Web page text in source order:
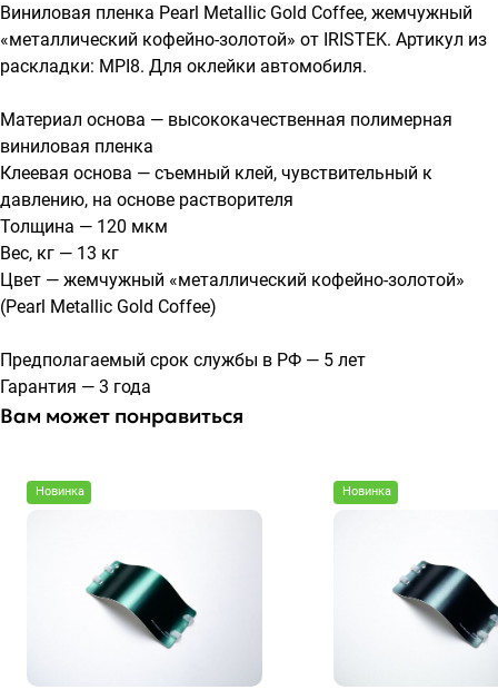
Виниловая пленка Pearl Metallic Gold Coffee, жемчужный
«металлический кофейно-золотой» от IRISTEK. Артикул из
раскладки: MPI8. Для оклейки автомобиля.
Материал основа — высококачественная полимерная
виниловая пленка
Клеевая основа — съемный клей, чувствительный к
давлению, на основе растворителя
Толщина — 120 мкм
Вес, кг — 13 кг
Цвет — жемчужный «металлический кофейно-золотой»
(Pearl Metallic Gold Coffee)
Предполагаемый срок службы в РФ — 5 лет
Гарантия — 3 года
Вам может понравиться
Новинка Новинка